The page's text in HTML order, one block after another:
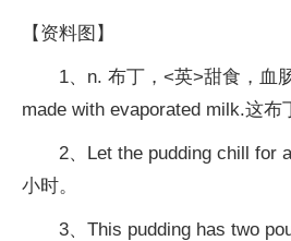
【资料图】
1、n. 布丁，<英>甜食，血
made with evaporated milk.这布
2、Let the pudding chill for
小时。
3、This pudding has two